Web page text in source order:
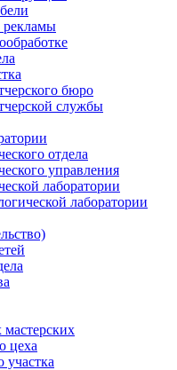
рекламы
бюро
службы
отдела
управления
лаборатории
лаборатории
цеха
участка